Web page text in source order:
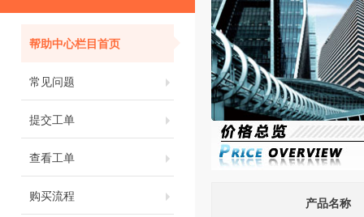
帮助中心栏目首页
常见问题
提交工单
查看工单
购买流程 产品名称